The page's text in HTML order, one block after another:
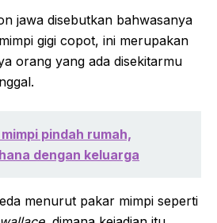
jawa disebutkan bahwasanya
gigi copot, ini merupakan
orang yang ada disekitarmu
pindah rumah,
dengan keluarga
menurut pakar mimpi seperti